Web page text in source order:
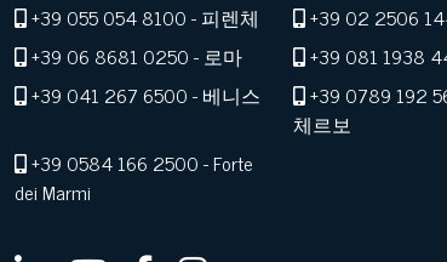
+39 055 054 8100- 피렌체 +39 02 2506
+39 06 8681 0250- 로마 +39 081 1938
+39 041 267 6500- 베니스 +39 0789 192
체르보
+39 0584 166 2500- Forte
dei Marmi